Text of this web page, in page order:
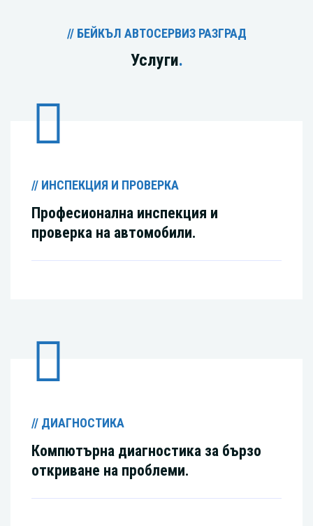
// БЕЙКЪЛ АВТОСЕРВИЗ РАЗГРАД
Услуги.
// ИНСПЕКЦИЯ И ПРОВЕРКА
Професионална инспекция и
проверка на автомобили.
// ДИАГНОСТИКА
Компютърна диагностика за бързо
откриване на проблеми.